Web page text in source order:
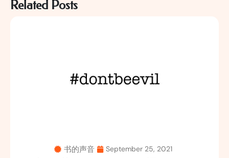
Related Posts
书的声音 September 25, 2021